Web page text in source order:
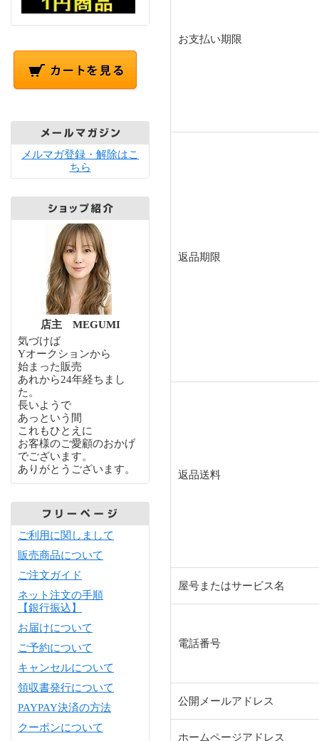
メルマガ登録・解除はこ
ちら
店主 MEGUMI
気づけば
Yオークションから
始まった販売
あれから24年経ちまし
た。
長いようで
あっという間
これもひとえに
お客様のご愛顧のおかげ
でございます。
ありがとうございます。
ご利用に関しまして
販売商品について
ご注文ガイド
ネット注文の手順
【銀行振込】
お届けについて
ご予約について
キャンセルについて
領収書発行について
PAYPAY決済の方法
クーポンについて
お支払い期限
返品期限
返品送料
屋号またはサービス名
電話番号
公開メールアドレス
ホームページアドレス